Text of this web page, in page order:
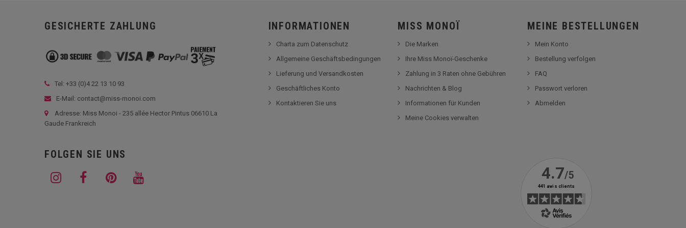
GESICHERTE ZAHLUNG
Tel: +33 (0)4 22 13 10 93
E-Mail: contact@miss-monoi.com
Adresse: Miss Monoi - 235 allée Hector Pintus 06610 La
Gaude Frankreich
FOLGEN SIE UNS
INFORMATIONEN
Charta zum Datenschutz
Allgemeine Geschäftsbedingungen
Lieferung und Versandkosten
Geschäftliches Konto
Kontaktieren Sie uns
MISS MONOÏ
Die Marken
Ihre Miss Monoï-Geschenke
Zahlung in 3 Raten ohne Gebühren
Nachrichten & Blog
Informationen für Kunden
Meine Cookies verwalten
MEINE BESTELLUNGEN
Mein Konto
Bestellung verfolgen
FAQ
Passwort verloren
Abmelden